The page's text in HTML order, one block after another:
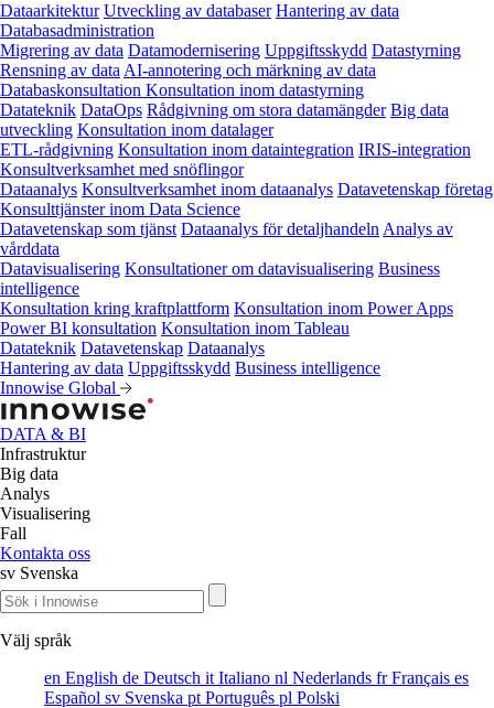
Dataarkitektur Utveckling av databaser Hantering av data
Databasadministration
Migrering av data Datamodernisering Uppgiftsskydd Datastyrning
Rensning av data AI-annotering och märkning av data
Databaskonsultation Konsultation inom datastyrning
Datateknik DataOps Rådgivning om stora datamängder Big data
utveckling Konsultation inom datalager
ETL-rådgivning Konsultation inom dataintegration IRIS-integration
Konsultverksamhet med snöflingor
Dataanalys Konsultverksamhet inom dataanalys Datavetenskap företag
Konsulttjänster inom Data Science
Datavetenskap som tjänst Dataanalys för detaljhandeln Analys av
vårddata
Datavisualisering Konsultationer om datavisualisering Business
intelligence
Konsultation kring kraftplattform Konsultation inom Power Apps
Power BI konsultation Konsultation inom Tableau
Datateknik Datavetenskap Dataanalys
Hantering av data Uppgiftsskydd Business intelligence
Innowise Global
DATA & BI
Infrastruktur
Big data
Analys
Visualisering
Fall
Kontakta oss
sv Svenska
Välj språk
en English de Deutsch it Italiano nl Nederlands frFrançais es
Español sv Svenska pt Português pl Polski